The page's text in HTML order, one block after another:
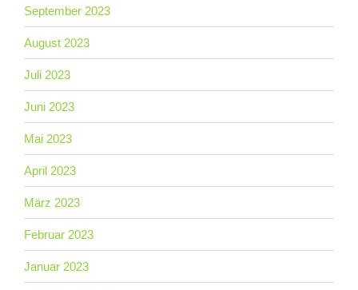
September 2023
August 2023
Juli 2023
Juni 2023
Mai 2023
April 2023
März 2023
Februar 2023
Januar 2023